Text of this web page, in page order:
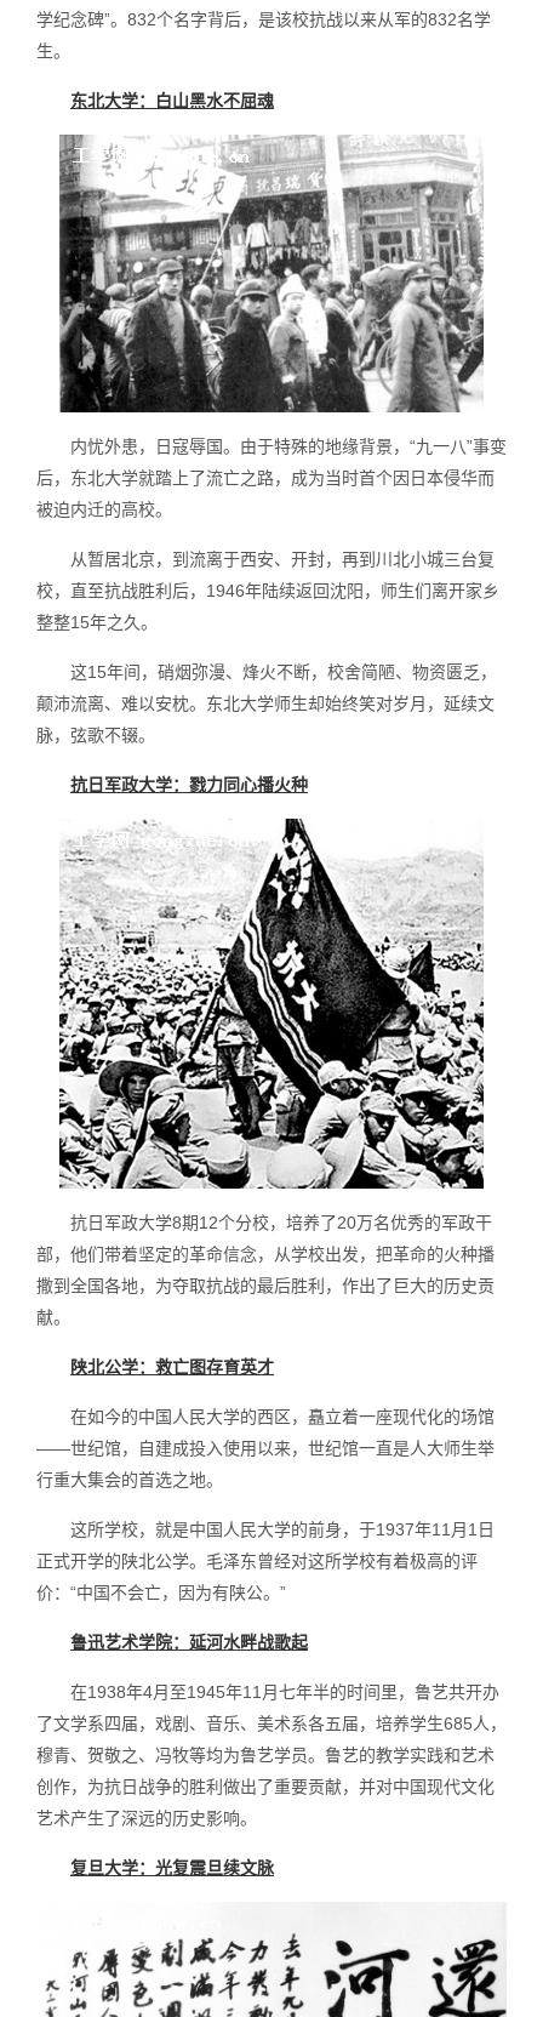
学纪念碑”。832个名字背后，是该校抗战以来从军的832名学
生。
东北大学：白山黑水不屈魂
内忧外患，日寇辱国。由于特殊的地缘背景，“九一八”事变
后，东北大学就踏上了流亡之路，成为当时首个因日本侵华而
被迫内迁的高校。
从暂居北京，到流离于西安、开封，再到川北小城三台复
校，直至抗战胜利后，1946年陆续返回沈阳，师生们离开家乡
整整15年之久。
这15年间，硝烟弥漫、烽火不断，校舍简陋、物资匮乏，
颠沛流离、难以安枕。东北大学师生却始终笑对岁月，延续文
脉，弦歌不辍。
抗日军政大学：戮力同心播火种
抗日军政大学8期12个分校，培养了20万名优秀的军政干
部，他们带着坚定的革命信念，从学校出发，把革命的火种播
撒到全国各地，为夺取抗战的最后胜利，作出了巨大的历史贡
献。
陕北公学：救亡图存育英才
在如今的中国人民大学的西区，矗立着一座现代化的场馆
——世纪馆，自建成投入使用以来，世纪馆一直是人大师生举
行重大集会的首选之地。
这所学校，就是中国人民大学的前身，于1937年11月1日
正式开学的陕北公学。毛泽东曾经对这所学校有着极高的评
价：“中国不会亡，因为有陕公。”
鲁迅艺术学院：延河水畔战歌起
在1938年4月至1945年11月七年半的时间里，鲁艺共开办
了文学系四届，戏剧、音乐、美术系各五届，培养学生685人，
穆青、贺敬之、冯牧等均为鲁艺学员。鲁艺的教学实践和艺术
创作，为抗日战争的胜利做出了重要贡献，并对中国现代文化
艺术产生了深远的历史影响。
复旦大学：光复震旦续文脉